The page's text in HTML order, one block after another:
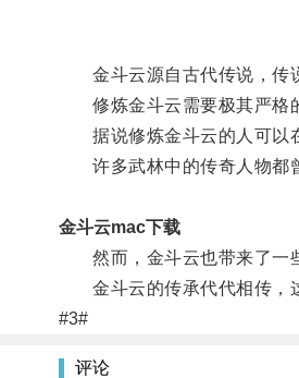
金斗云源自古代传说，传说
修炼金斗云需要极其严格的
据说修炼金斗云的人可以在
许多武林中的传奇人物都曾
金斗云mac下载
然而，金斗云也带来了一些
金斗云的传承代代相传，这
#3#
评论